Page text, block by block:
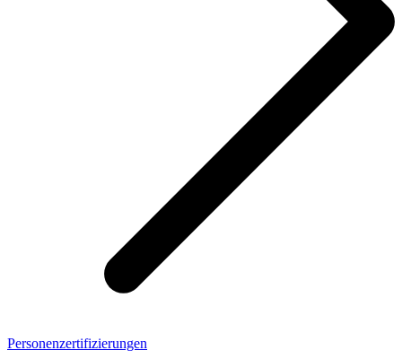
Personenzertifizierungen